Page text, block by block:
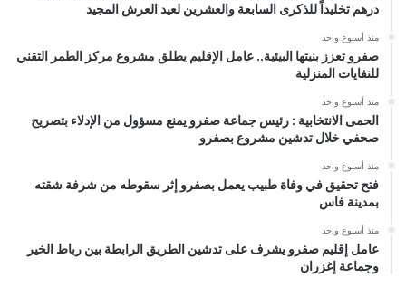
درهم تخليداً للذكرى السابعة والعشرين لعيد العرش المجيد
منذ أسبوع واحد
صفرو تعزز بنيتها البيئية.. عامل الإقليم يطلق مشروع مركز الطمر التقني
للنفايات المنزلية
منذ أسبوع واحد
الحمى الانتخابية : رئيس جماعة صفرو يمنع مسؤول من الإدلاء بتصريح
صحفي خلال تدشين مشروع بصفرو
منذ أسبوع واحد
فتح تحقيق في وفاة طبيب يعمل بصفرو إثر سقوطه من شرفة شقته
بمدينة فاس
منذ أسبوع واحد
عامل إقليم صفرو يشرف على تدشين الطريق الرابطة بين رباط الخير
وجماعة إغزران